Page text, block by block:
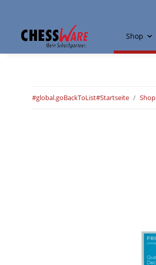
Shop
#global.goBackToList#Startseite Shop